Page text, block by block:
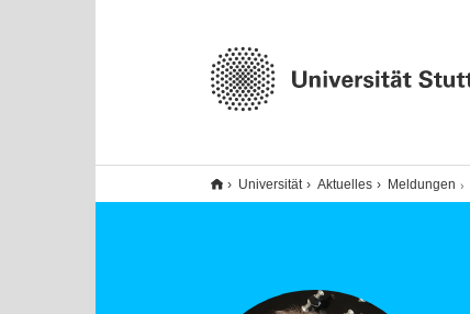
Universität Aktuelles Meldungen